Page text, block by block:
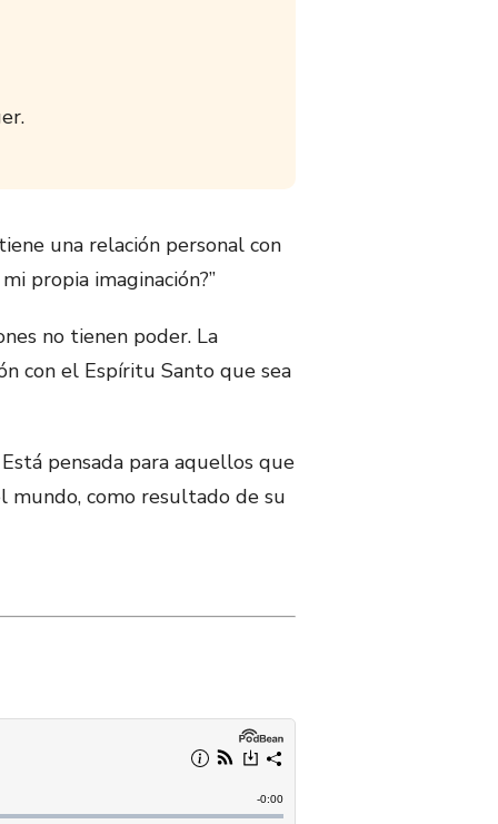
una relación personal con
propia imaginación?”
no tienen poder. La
con el Espíritu Santo que sea
pensada para aquellos que
mundo, como resultado de su